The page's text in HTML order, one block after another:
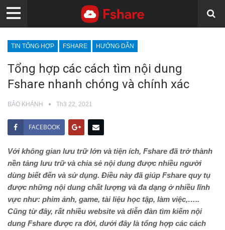
TIN TỔNG HỢP FSHARE HƯỚNG DẪN
Tổng hợp các cách tìm nội dung
Fshare nhanh chóng và chính xác
BẢO KHÁNH Th3 22, 2021
FACEBOOK
Với không gian lưu trữ lớn và tiện ích, Fshare đã trở thành
nền tảng lưu trữ và chia sẻ nội dung được nhiều người
dùng biết đến và sử dụng. Điều này đã giúp Fshare quy tụ
được những nội dung chất lượng và đa dạng ở nhiều lĩnh
vực như: phim ảnh, game, tài liệu học tập, làm việc,…..
Cũng từ đây, rất nhiều website và diễn đàn tìm kiếm nội
dung Fshare được ra đời, dưới đây là tổng hợp các cách